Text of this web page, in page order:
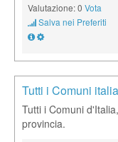
Valutazione: 0 Vota
Salva nei Preferiti
Tutti i Comuni
Tutti i Comuni
provincia.